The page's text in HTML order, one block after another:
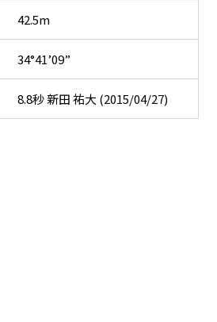
42.5m
34°41’09”
8.8秒 新田 祐大 (2015/04/27)